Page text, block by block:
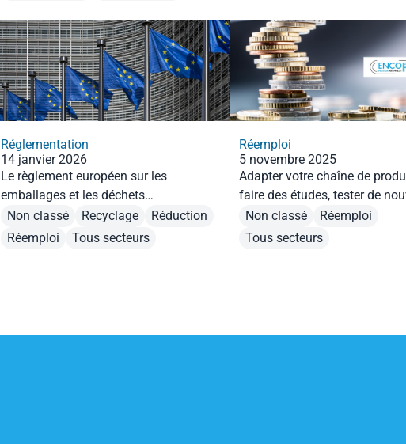
Réglementation
14 janvier 2026
Le règlement européen sur les
emballages et les déchets
d’emballages (PPWR) est adopté ! A
quoi sert-il et quelles sont les mesures
Non classé Recyclage
Réduction
Réemploi
Tous secteurs
Réemploi
5 novembre 2025
Adapter votre chaîne de
faire des études, tester de
solutions... Nous finançons
de réemploi !
Non classé
Réemploi
Tous secteurs